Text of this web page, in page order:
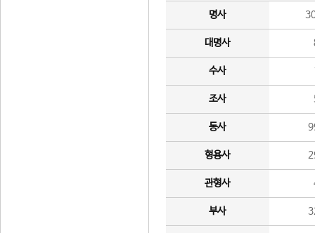
명사
대명사
수사
조사
동사
형용사
관형사
부사